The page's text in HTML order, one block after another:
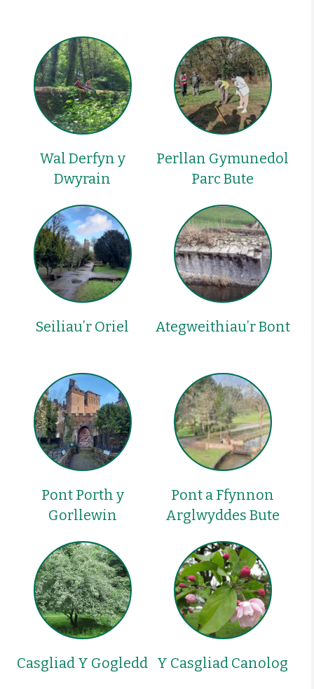
Wal Derfyn y
Dwyrain
Perllan Gymunedol
Parc Bute
Seiliau’r Oriel Ategweithiau’r Bont
Pont Porth y
Gorllewin
Pont a Ffynnon
Arglwyddes Bute
Casgliad Y Gogledd Y Casgliad Canolog